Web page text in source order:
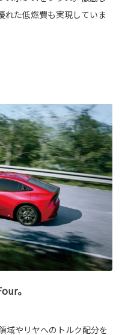
れた低燃費も実現していま
。
域やリヤへのトルク配分を